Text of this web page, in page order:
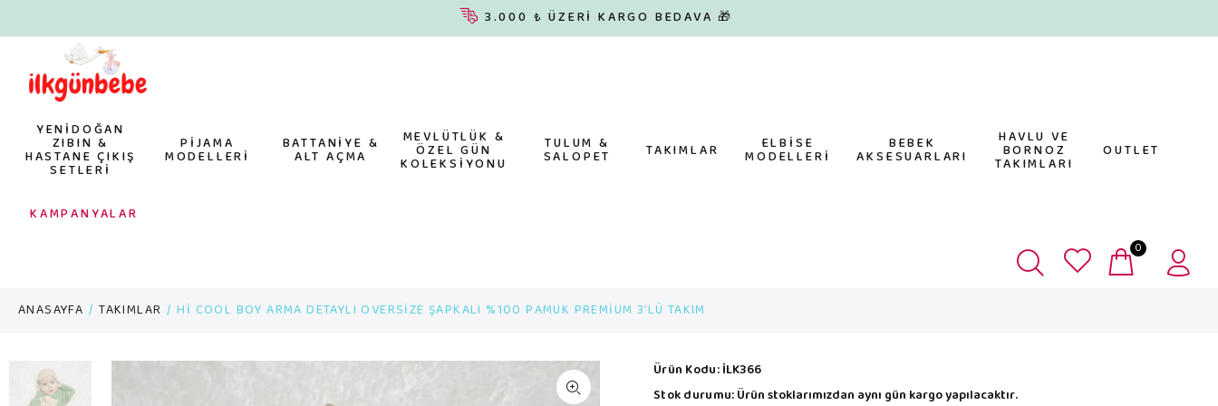
3.000 ₺ ÜZERİ KARGO BEDAVA 🎁
YENİDOĞAN
ZIBIN &
HASTANE ÇIKIŞ
SETLERİ
PİJAMA
MODELLERİ
BATTANİYE &
ALT AÇMA
MEVLÜTLÜK &
ÖZEL GÜN
KOLEKSİYONU
TULUM &
SALOPET TAKIMLAR ELBİSE
MODELLERİ
BEBEK
AKSESUARLARI
HAVLU VE
BORNOZ
TAKIMLARI
OUTLET
KAMPANYALAR
0
ANASAYFA TAKIMLAR Hİ COOL BOY ARMA DETAYLI OVERSİZE ŞAPKALI %100 PAMUK PREMİUM 3’LÜ TAKIM
Ürün Kodu:İLK366
Stok durumu:Ürün stoklarımızdan aynı gün kargo yapılacaktır.